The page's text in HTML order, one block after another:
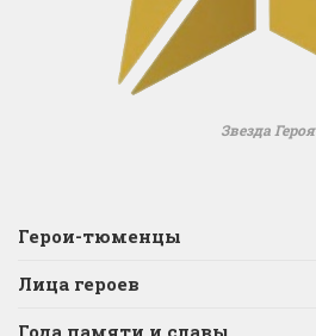
Звезда Героя
Герои-тюменцы
Лица героев